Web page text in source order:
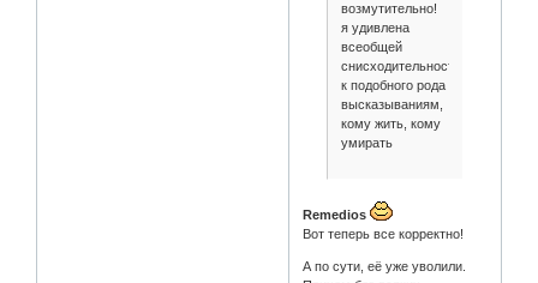
возмутительно!
я удивлена
всеобщей
снисходительностью
к подобного рода
высказываниям,
кому жить, кому
умирать
Remedios
Вот теперь все корректно!
А по сути, её уже уволили.